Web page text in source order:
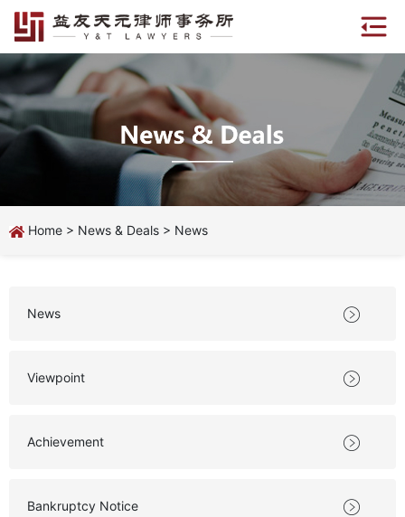
Home > News & Deals > News
News 
Viewpoint 
Achievement 
Bankruptcy Notice 